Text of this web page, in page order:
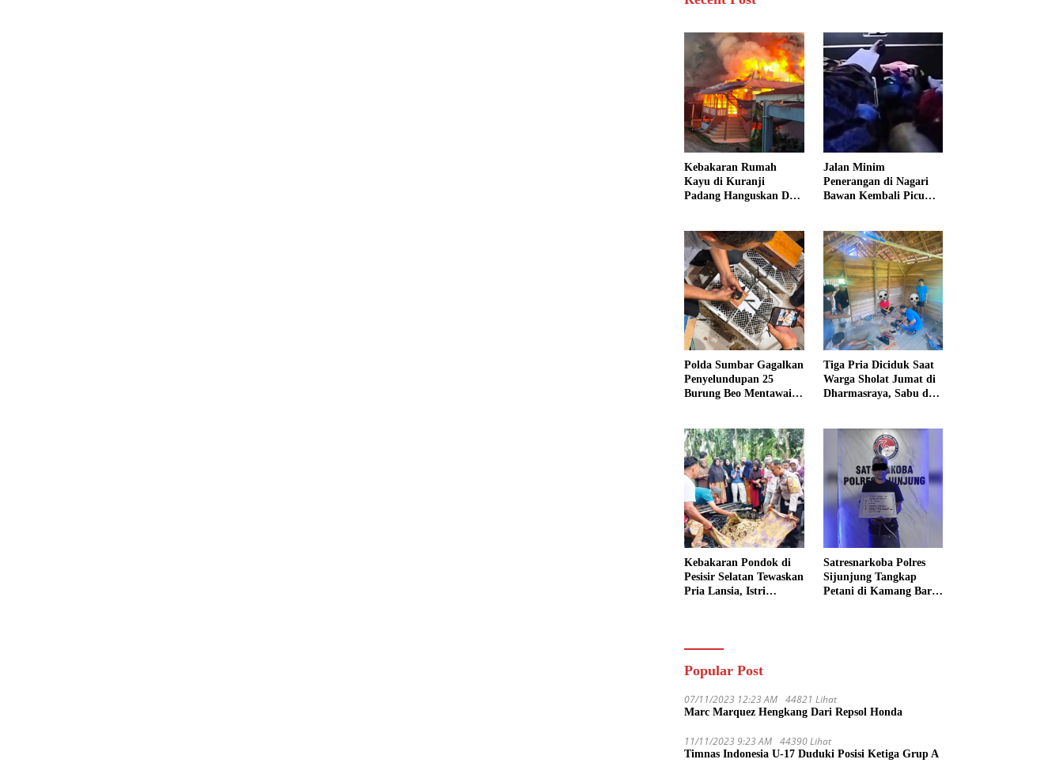
Kebakaran Rumah
Kayu di Kuranji
Padang Hanguskan Dua
Jalan Minim
Penerangan di Nagari
Bawan Kembali Picu
Polda Sumbar Gagalkan
Penyelundupan 25
Burung Beo Mentawai,
Tiga Pria Diciduk Saat
Warga Sholat Jumat di
Dharmasraya, Sabu dan
Kebakaran Pondok di
Pesisir Selatan Tewaskan
Pria Lansia, Istri
Satresnarkoba Polres
Sijunjung Tangkap
Petani di Kamang Baru,
Popular Post
07/11/2023 12:23 AM 44821 Lihat
Marc Marquez Hengkang Dari Repsol Honda
11/11/2023 9:23 AM 44390 Lihat
Timnas Indonesia U-17 Duduki Posisi Ketiga Grup A